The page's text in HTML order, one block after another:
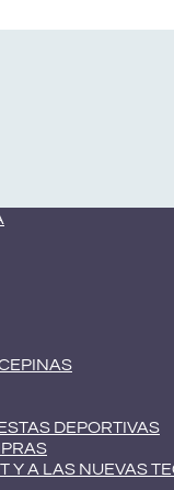
DEPORTIVAS
Y A LAS NUEVAS